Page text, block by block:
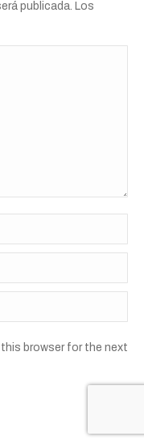
publicada. Los
this browser for the next